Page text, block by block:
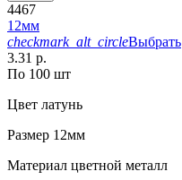
4467
12мм
checkmark_alt_circleВыбрать
3.31 р.
По 100 шт
Цвет латунь
Размер 12мм
Материал цветной металл